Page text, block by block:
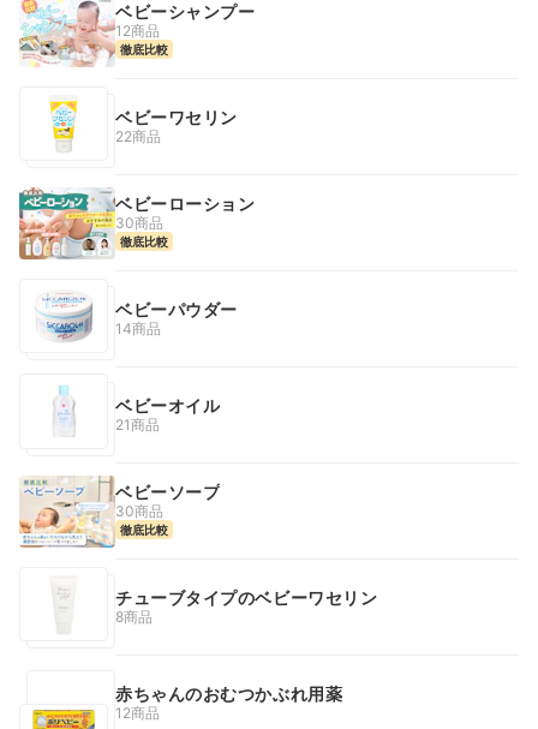
ベビーシャンプー
12商品
徹底比較
ベビーワセリン
22商品
ベビーローション
30商品
徹底比較
ベビーパウダー
14商品
ベビーオイル
21商品
ベビーソープ
30商品
徹底比較
チューブタイプのベビーワセリン
8商品
赤ちゃんのおむつかぶれ用薬
12商品